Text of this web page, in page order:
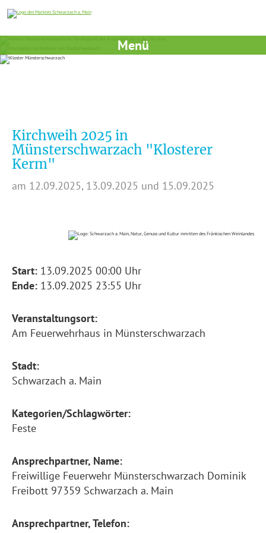
Menü
Kirchweih 2025 in
Münsterschwarzach "Klosterer
Kerm"
am 12.09.2025, 13.09.2025 und 15.09.2025
Start: 13.09.2025 00:00 Uhr
Ende: 13.09.2025 23:55 Uhr
Veranstaltungsort:
Am Feuerwehrhaus in Münsterschwarzach
Stadt:
Schwarzach a. Main
Kategorien/Schlagwörter:
Feste
Ansprechpartner, Name:
Freiwillige Feuerwehr Münsterschwarzach Dominik
Freibott 97359 Schwarzach a. Main
Ansprechpartner, Telefon: